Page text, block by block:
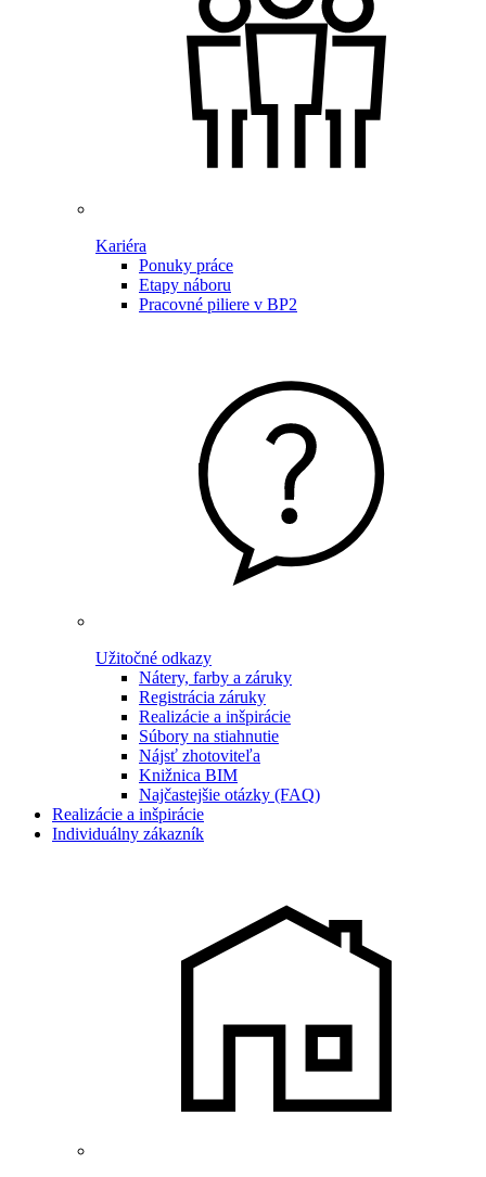
Kariéra
Ponuky práce
Etapy náboru
Pracovné piliere v BP2
Užitočné odkazy
Nátery, farby a záruky
Registrácia záruky
Realizácie a inšpirácie
Súbory na stiahnutie
Nájsť zhotoviteľa
Knižnica BIM
Najčastejšie otázky (FAQ)
Realizácie a inšpirácie
Individuálny zákazník